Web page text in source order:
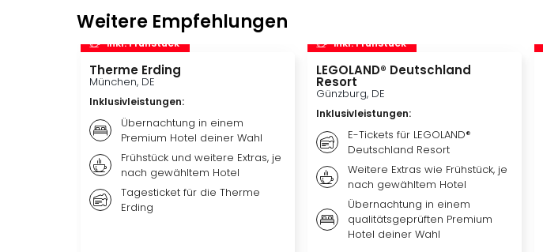
Weitere Empfehlungen
inkl. Frühstück
Therme Erding
München, DE
Inklusivleistungen:
Übernachtung in einem
Premium Hotel deiner Wahl
Frühstück und weitere Extras, je
nach gewähltem Hotel
Tagesticket für die Therme
Erding
inkl. Frühstück
LEGOLAND® Deutschland
Resort
Günzburg, DE
Inklusivleistungen:
E-Tickets für LEGOLAND®
Deutschland Resort
Weitere Extras wie Frühstück, je
nach gewähltem Hotel
Übernachtung in einem
qualitätsgeprüften Premium
Hotel deiner Wahl